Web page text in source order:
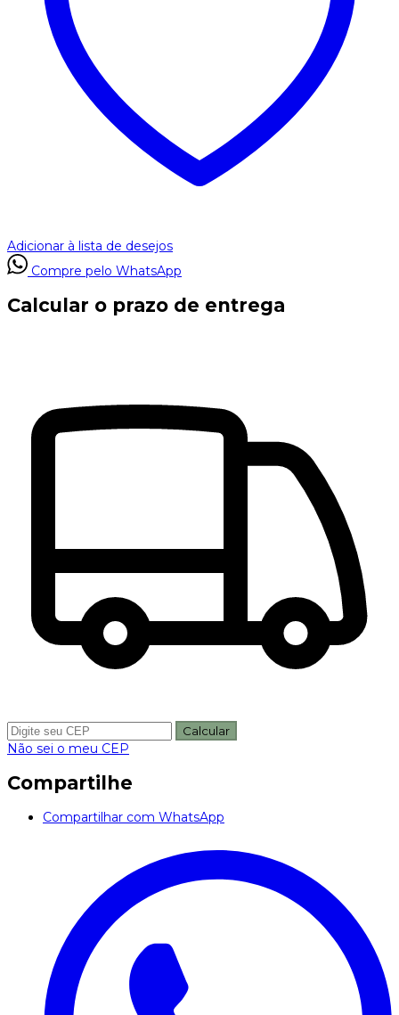
Adicionar à lista de desejos
Compre pelo WhatsApp
Calcular o prazo de entrega
Calcular
Não sei o meu CEP
Compartilhe
Compartilhar com WhatsApp